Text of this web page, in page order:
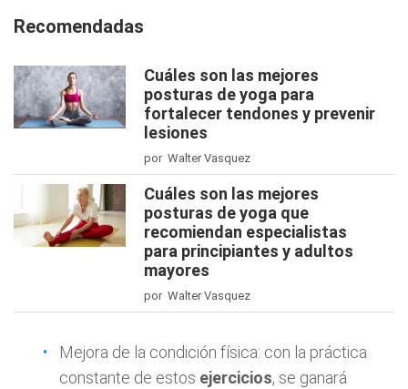
Recomendadas
Cuáles son las mejores
posturas de yoga para
fortalecer tendones y prevenir
lesiones
por Walter Vasquez
Cuáles son las mejores
posturas de yoga que
recomiendan especialistas
para principiantes y adultos
mayores
por Walter Vasquez
Mejora de la condición física: con la práctica
constante de estos ejercicios, se ganará